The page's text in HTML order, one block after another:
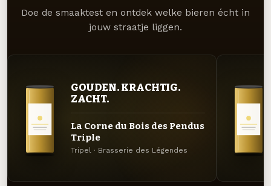
Doe de smaaktest en ontdek welke bieren écht in
jouw straatje liggen.
GOUDEN. KRACHTIG.
ZACHT.
La Corne du Bois des Pendus
Triple
Tripel · Brasserie des Légendes